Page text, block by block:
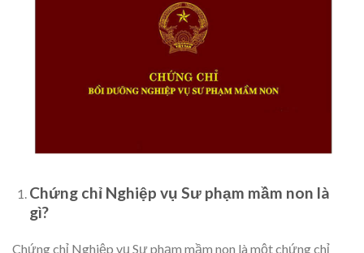
Chứng chỉ Nghiệp vụ Sư phạm mầm non là
gì?
Chứng chỉ Nghiệp vụ Sư phạm mầm non là một chứng chỉ